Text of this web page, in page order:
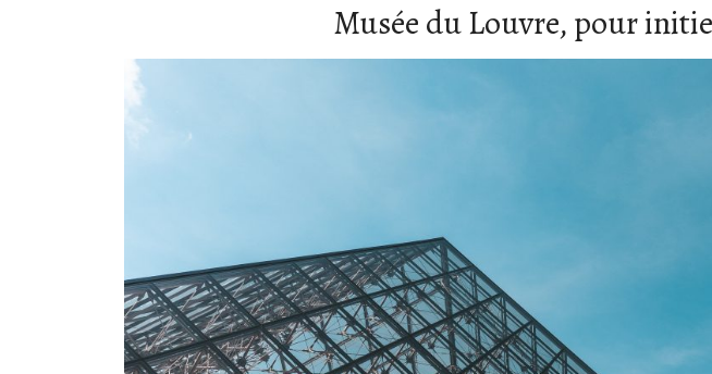
Musée du Louvre, pour